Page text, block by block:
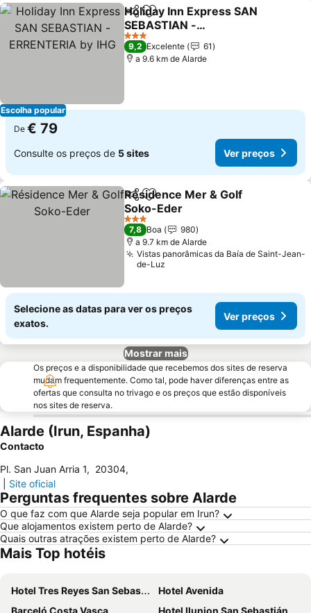
Escolha popular
PartilharAdicionar aos favoritos
Holiday Inn Express SAN
SEBASTIAN -
ERRENTERIA by IHG
Ver preços
3 Estrelas
9,2 Excelente
61
a 9.6 km de Alarde
De € 79
Consulte os preços de 5 sites Ver preços
PartilharAdicionar aos favoritos
Résidence Mer & Golf
Soko-Eder
Ver preços
3 Estrelas
7,8 Boa
980
a 9.7 km de Alarde
Vistas panorâmicas da Baía de Saint-Jean-
de-Luz
Selecione as datas para ver os preços
exatos.
Ver preços
Mostrar mais
Os preços e a disponibilidade que recebemos dos sites de reserva
mudam frequentemente. Como tal, pode haver diferenças entre as
ofertas que consulta no trivago e os preços que estão disponíveis
nos sites de reserva.
Alarde (Irun, Espanha)
Contacto
Pl. San Juan Arria 1, 20304,
Site oficial
Perguntas frequentes sobre Alarde
O que faz com que Alarde seja popular em Irun?
Que alojamentos existem perto de Alarde?
Quais outras atrações existem perto de Alarde?
Mais Top hotéis
Hotel Tres Reyes San Sebastián
Hotel Avenida
Barceló Costa Vasca
Hotel Ilunion San Sebastián